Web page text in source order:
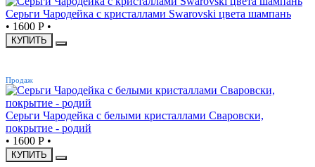
Серьги Чародейка с кристаллами Swarovski цвета шампань
• 1600 Р •
КУПИТЬ
Продаж
Серьги Чародейка с белыми кристаллами Сваровски,
покрытие - родий
• 1600 Р •
КУПИТЬ